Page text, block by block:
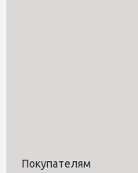
Покупателям